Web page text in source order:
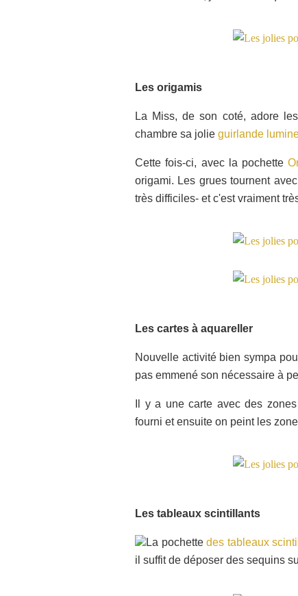
Les origamis
La Miss, de son coté, adore
chambre sa jolie guirlande
Cette fois-ci, avec la pochette
origami. Les grues tournent
très difficiles- et c'est vraiment
Les cartes à aquareller
Nouvelle activité bien sympa
pas emmené son nécessaire à
Il y a une carte avec des
fourni et ensuite on peint les
Les tableaux scintillants
La pochettedes tableaux
il suffit de déposer des sequins